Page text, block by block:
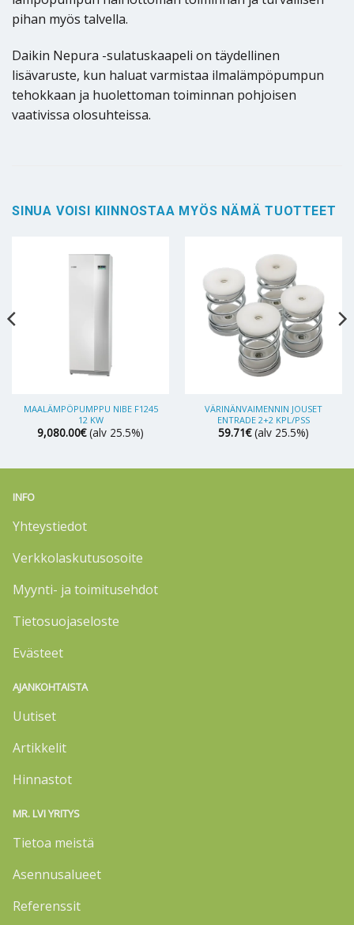
pihan myös talvella.
Daikin Nepura -sulatuskaapeli on täydellinen
lisävaruste, kun haluat varmistaa ilmalämpöpumpun
tehokkaan ja huolettoman toiminnan pohjoisen
vaativissa olosuhteissa.
SINUA VOISI KIINNOSTAA MYÖS NÄMÄ TUOTTEET
MAALÄMPÖPUMPPU NIBE F1245
12 KW
9,080.00€ (alv 25.5%)
VÄRINÄNVAIMENNIN JOUSET
ENTRADE 2+2 KPL/PSS
59.71€ (alv 25.5%)
INFO
Yhteystiedot
Verkkolaskutusosoite
Myynti- ja toimitusehdot
Tietosuojaseloste
Evästeet
AJANKOHTAISTA
Uutiset
Artikkelit
Hinnastot
MR. LVI YRITYS
Tietoa meistä
Asennusalueet
Referenssit